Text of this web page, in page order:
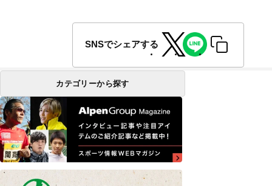
SNSでシェアする
カテゴリーから探す